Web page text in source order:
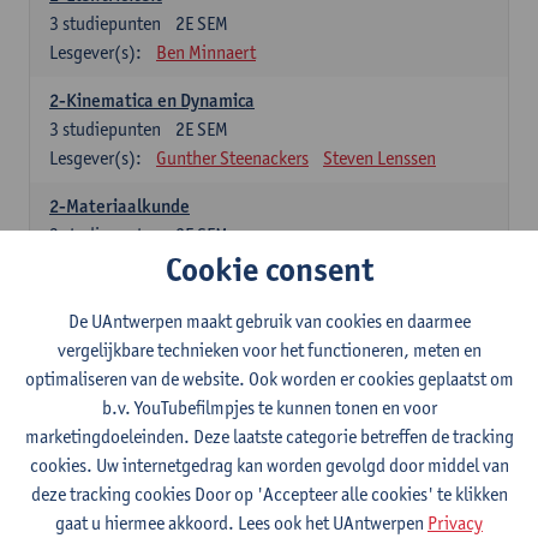
2E SEM
3 studiepunten
Lesgever(s):
Ben Minnaert
2-Kinematica en Dynamica
2E SEM
3 studiepunten
Lesgever(s):
Gunther Steenackers Steven Lenssen
2-Materiaalkunde
2E SEM
3studiepunten
Linda Beenaerts
2-Wiskunde
2E SEM
studiepunten
Lesgever(s):
Rudi Penne Jeffrey Cornelis
Kris Annaert
Stijn Dierckx
Annelies Fabri
Senne Ignoul
Specifiek deel
15 studiepunten
Cookie consent
De UAntwerpen maakt gebruik van cookies en daarmee
vergelijkbare technieken voor het functioneren, meten en
optimaliseren van de website. Ook worden er cookies geplaatst om
b.v. YouTubefilmpjes te kunnen tonen en voor
marketingdoeleinden. Deze laatste categorie betreffen de tracking
cookies. Uw internetgedrag kan worden gevolgd door middel van
deze tracking cookies Door op 'Accepteer alle cookies' te klikken
gaat u hiermee akkoord. Lees ook het UAntwerpen Privacy